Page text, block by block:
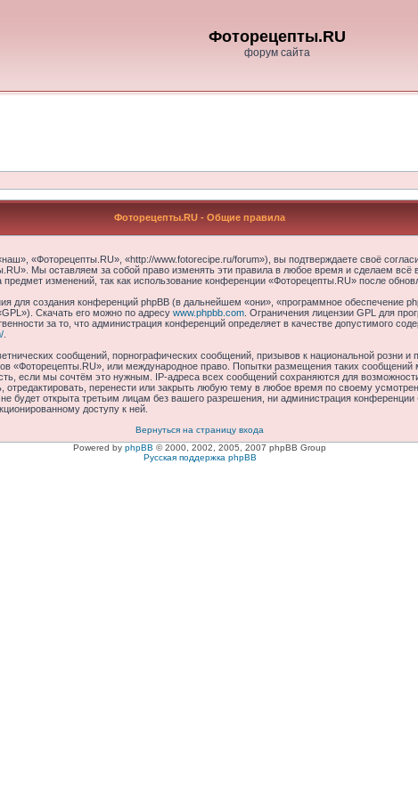
Фоторецепты.RU
форум сайта
Фоторецепты.RU - Общие правила
«Фоторецепты.RU», «http://www.fotorecipe.ru/forum»), вы подтверждаете своё
Мы оставляем за собой право изменять эти правила в любое время и сделаем
изменений, так как использование конференции «Фоторецепты.RU» после
создания конференций phpBB (в дальнейшем «они», «программное обеспечение
Скачать его можно по адресу www.phpbb.com. Ограничения лицензии GPL для
за то, что администрация конференций определяет в качестве допустимого
.
сообщений, порнографических сообщений, призывов к национальной розни
«Фоторецепты.RU», или международное право. Попытки размещения таких
если мы сочтём это нужным. IP-адреса всех сообщений сохраняются для
перенести или закрыть любую тему в любое время по своему
будет открыта третьим лицам без вашего разрешения, ни администрация
доступу к ней.
Вернуться на страницу входа
Powered by phpBB © 2000, 2002, 2005, 2007 phpBB Group
Русская поддержка phpBB